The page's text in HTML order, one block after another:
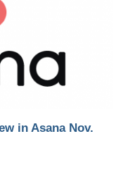
in Asana Nov.